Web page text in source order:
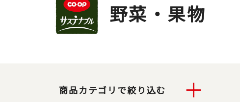
野菜・果物
商品カテゴリで絞り込む